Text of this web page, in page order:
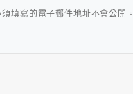
填寫的電子郵件地址不會公開。